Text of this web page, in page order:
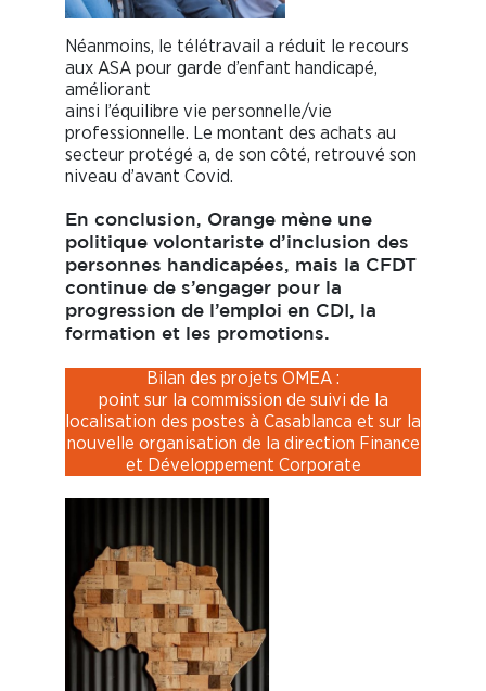
Néanmoins, le télétravail a réduit le recours
aux ASA pour garde d’enfant handicapé,
améliorant
ainsi l’équilibre vie personnelle/vie
professionnelle. Le montant des achats au
secteur protégé a, de son côté, retrouvé son
niveau d’avant Covid.
En conclusion, Orange mène une
politique volontariste d’inclusion des
personnes handicapées, mais la CFDT
continue de s’engager pour la
progression de l’emploi en CDI, la
formation et les promotions.
Bilan des projets OMEA :
point sur la commission de suivi de la
localisation des postes à Casablanca et sur la
nouvelle organisation de la direction Finance
et Développement Corporate